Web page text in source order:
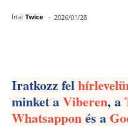
Írta: Twice - 2026/01/28
Iratkozz fel
minket aViberen, a
Whatsapponés a